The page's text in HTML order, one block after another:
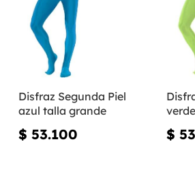
Disfraz Segunda Piel
azul talla grande
$ 53.100 $